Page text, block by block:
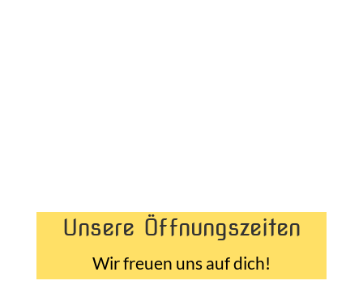
Unsere Öffnungszeiten
Wir freuen uns auf dich!